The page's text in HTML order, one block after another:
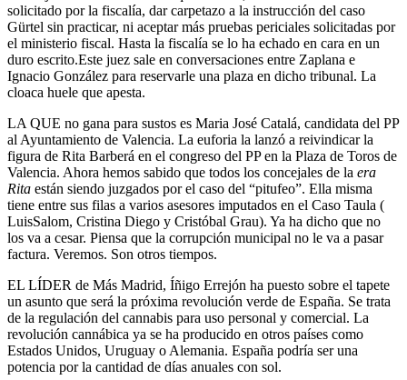
solicitado por la fiscalía, dar carpetazo a la instrucción del caso
Gürtel sin practicar, ni aceptar más pruebas periciales solicitadas por
el ministerio fiscal. Hasta la fiscalía se lo ha echado en cara en un
duro escrito.Este juez sale en conversaciones entre Zaplana e
Ignacio González para reservarle una plaza en dicho tribunal. La
cloaca huele que apesta.
LA QUE no gana para sustos es Maria José Catalá, candidata del PP
al Ayuntamiento de Valencia. La euforia la lanzó a reivindicar la
figura de Rita Barberá en el congreso del PP en la Plaza de Toros de
Valencia. Ahora hemos sabido que todos los concejales de la era
Rita están siendo juzgados por el caso del “pitufeo”. Ella misma
tiene entre sus filas a varios asesores imputados en el Caso Taula (
LuisSalom, Cristina Diego y Cristóbal Grau). Ya ha dicho que no
los va a cesar. Piensa que la corrupción municipal no le va a pasar
factura. Veremos. Son otros tiempos.
EL LÍDER de Más Madrid, Íñigo Errejón ha puesto sobre el tapete
un asunto que será la próxima revolución verde de España. Se trata
de la regulación del cannabis para uso personal y comercial. La
revolución cannábica ya se ha producido en otros países como
Estados Unidos, Uruguay o Alemania. España podría ser una
potencia por la cantidad de días anuales con sol.